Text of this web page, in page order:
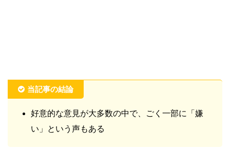
当記事の結論
好意的な意見が大多数の中で、ごく一部に「嫌
い」という声もある